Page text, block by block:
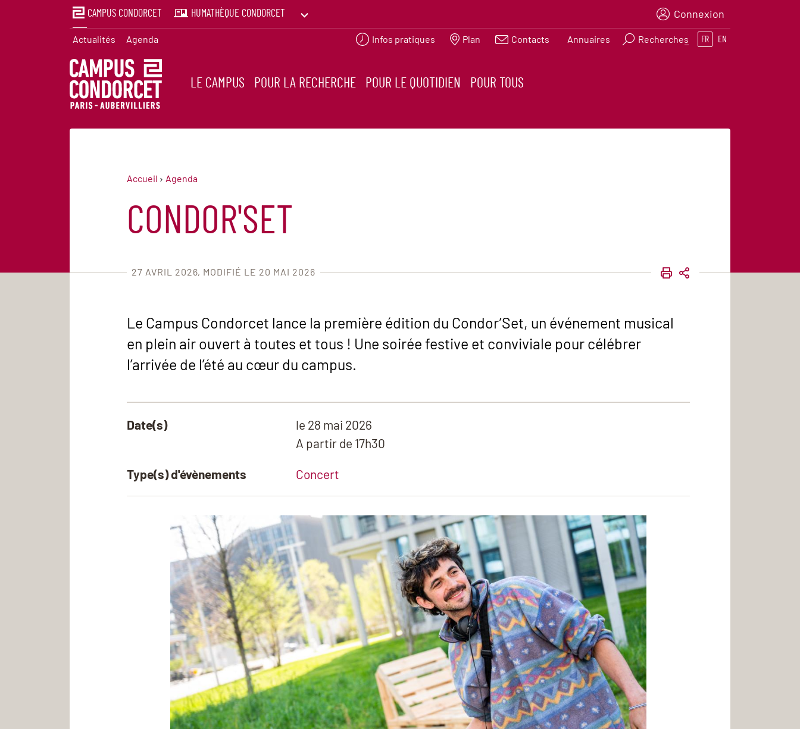
CAMPUS CONDORCET HUMATHÈQUE CONDORCET
PRINTEMPS DES HUMANITÉS
Connexion
Actualités Agenda Infos pratiques Plan Contacts Annuaires Recherches FR EN
LE CAMPUS POUR LA RECHERCHE POUR LE QUOTIDIEN POUR TOUS
Accueil Agenda
CONDOR'SET
27 AVRIL 2026 MODIFIÉ LE 20 MAI 2026 IMPRIMER
PARTAGER
Le Campus Condorcet lance la première édition du Condor’Set, un événement musical
en plein air ouvert à toutes et tous ! Une soirée festive et conviviale pour célébrer
l’arrivée de l’été au cœur du campus.
Date(s) le 28 mai 2026
A partir de 17h30
Type(s) d'évènements Concert